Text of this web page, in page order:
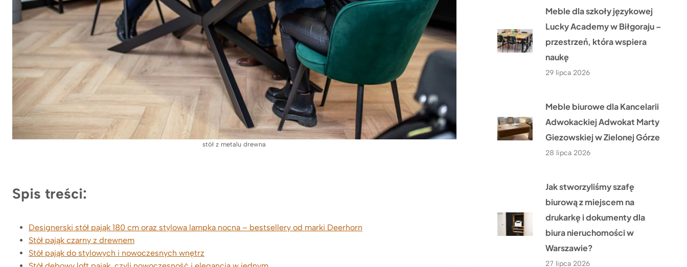
stół z metalu drewna
Spis treści:
Designerski stół pająk 180 cm oraz stylowa lampka nocna – bestsellery od marki Deerhorn
Stół pająk czarny z drewnem
Stół pająk do stylowych i nowoczesnych wnętrz
Meble dla szkoły językowej
Lucky Academy w Biłgoraju –
przestrzeń, która wspiera
naukę
29 lipca 2026
Meble biurowe dla Kancelarii
Adwokackiej Adwokat Marty
Giezowskiej w Zielonej Górze
28 lipca 2026
Jak stworzyliśmy szafę
biurową z miejscem na
drukarkę i dokumenty dla
biura nieruchomości w
Warszawie?
27 lipca 2026